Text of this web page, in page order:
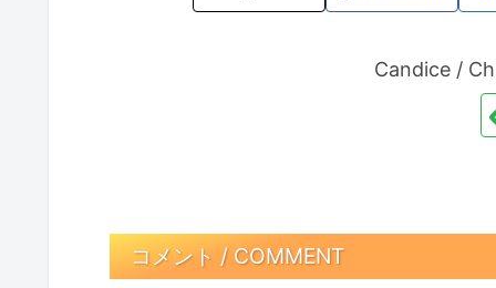
Candice /
コメント / COMMENT